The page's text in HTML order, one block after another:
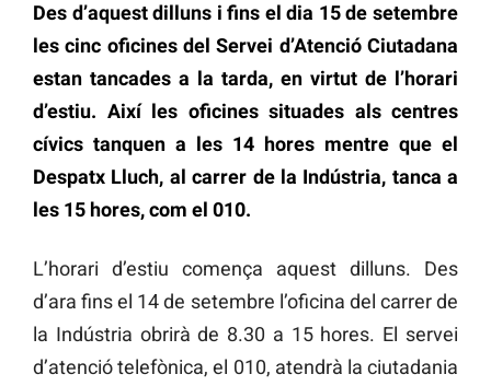
Des d’aquest dilluns i fins el dia 15 de setembre
les cinc oficines del Servei d’Atenció Ciutadana
estan tancades a la tarda, en virtut de l’horari
d’estiu. Així les oficines situades als centres
cívics tanquen a les 14 hores mentre que el
Despatx Lluch, al carrer de la Indústria, tanca a
les 15 hores, com el 010.
L’horari d’estiu comença aquest dilluns. Des
d’ara fins el 14 de setembre l’oficina del carrer de
la Indústria obrirà de 8.30 a 15 hores. El servei
d’atenció telefònica, el 010, atendrà la ciutadania